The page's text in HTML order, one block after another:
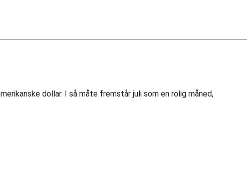
dollar. I så måte fremstår juli som en rolig måned,